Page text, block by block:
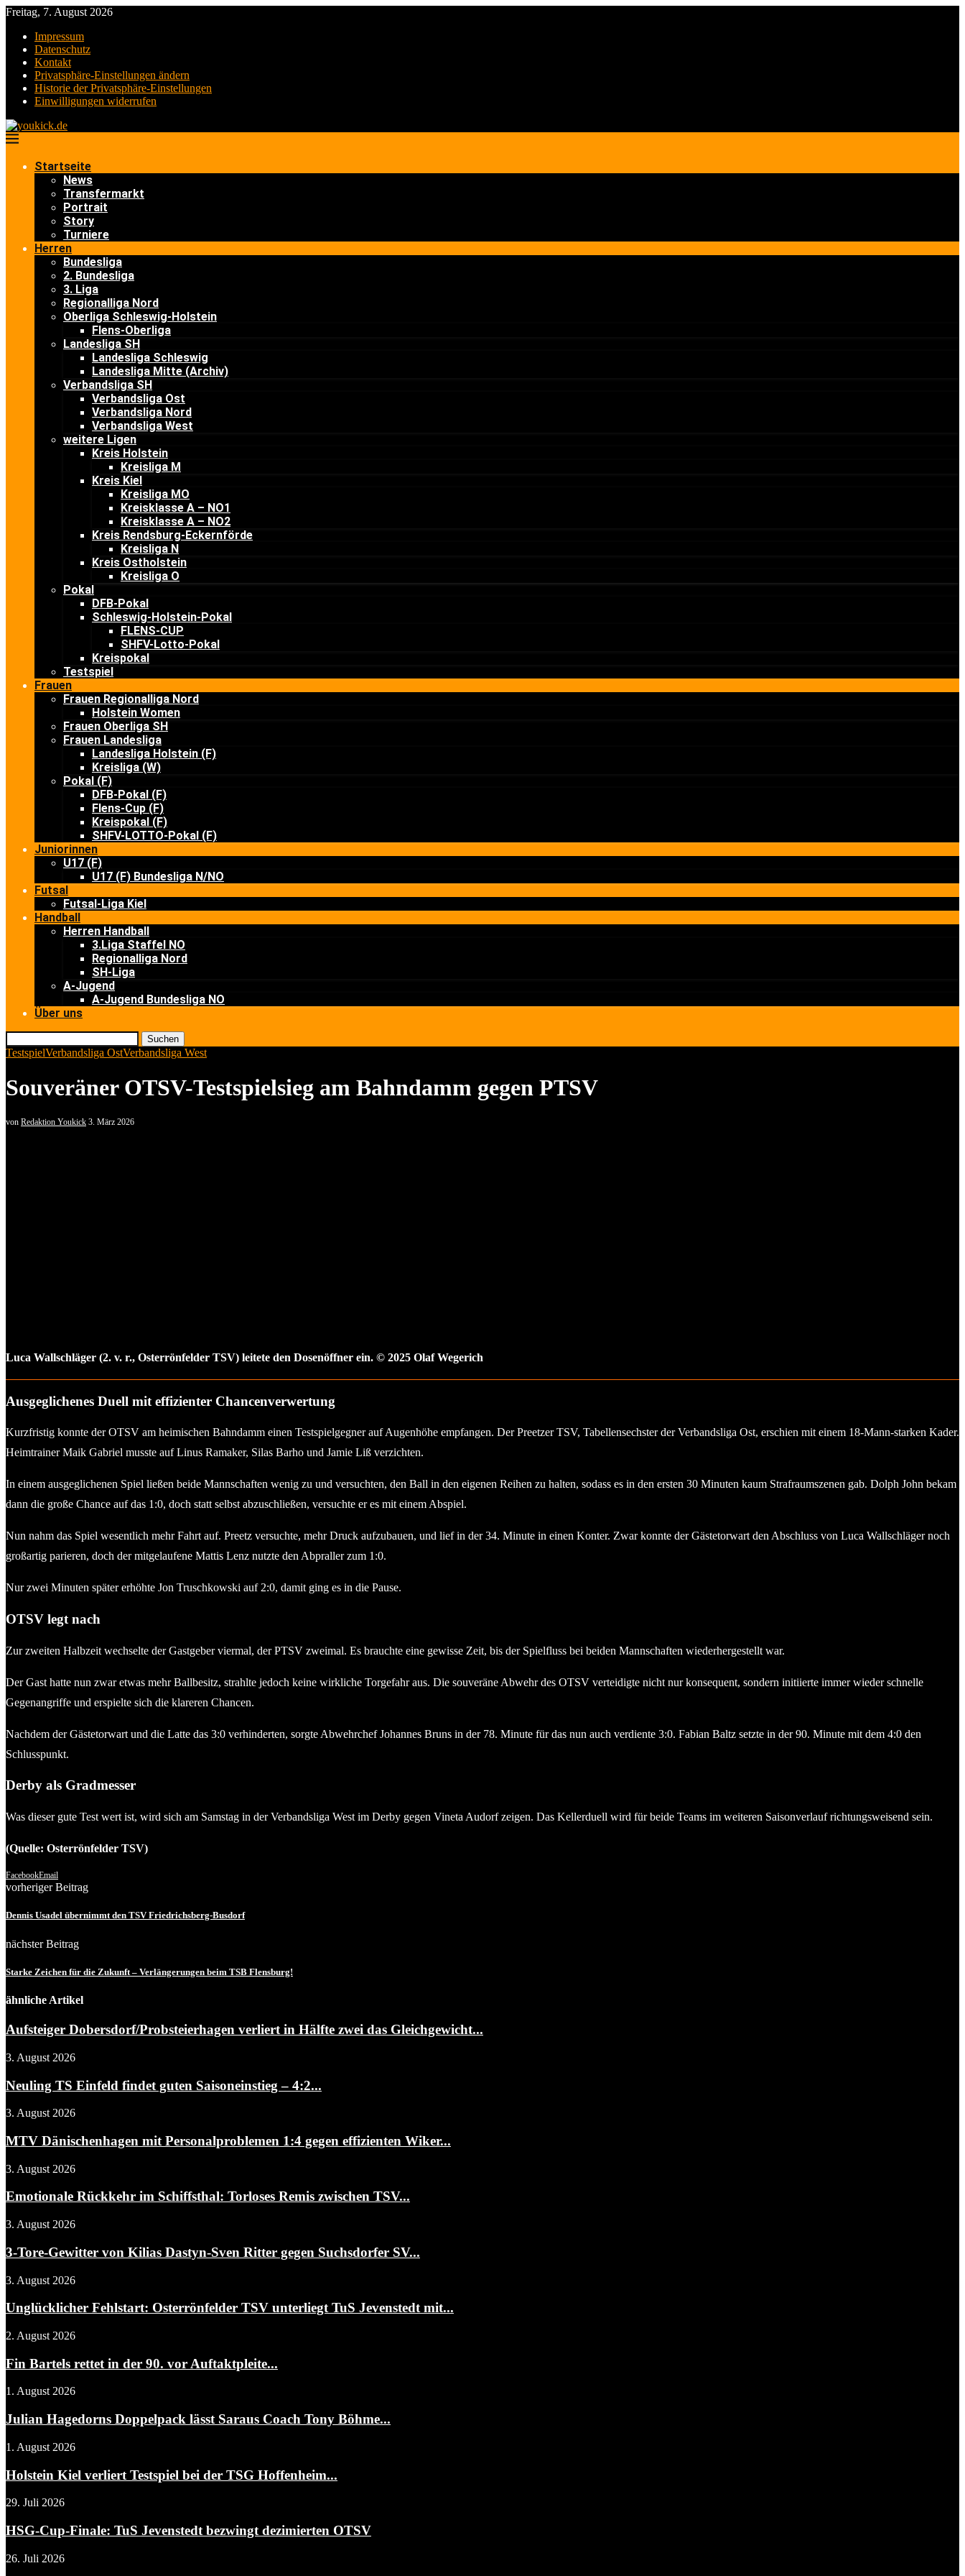
Freitag, 7. August 2026
Impressum
Datenschutz
Kontakt
Privatsphäre-Einstellungen ändern
Historie der Privatsphäre-Einstellungen
Einwilligungen widerrufen
Startseite
News
Transfermarkt
Portrait
Story
Turniere
Herren
Bundesliga
2. Bundesliga
3. Liga
Regionalliga Nord
Oberliga Schleswig-Holstein
Flens-Oberliga
Landesliga SH
Landesliga Schleswig
Landesliga Mitte (Archiv)
Verbandsliga SH
Verbandsliga Ost
Verbandsliga Nord
Verbandsliga West
weitere Ligen
Kreis Holstein
Kreisliga M
Kreis Kiel
Kreisliga MO
Kreisklasse A – NO1
Kreisklasse A – NO2
Kreis Rendsburg-Eckernförde
Kreisliga N
Kreis Ostholstein
Kreisliga O
Pokal
DFB-Pokal
Schleswig-Holstein-Pokal
FLENS-CUP
SHFV-Lotto-Pokal
Kreispokal
Testspiel
Frauen
Frauen Regionalliga Nord
Holstein Women
Frauen Oberliga SH
Frauen Landesliga
Landesliga Holstein (F)
Kreisliga (W)
Pokal (F)
DFB-Pokal (F)
Flens-Cup (F)
Kreispokal (F)
SHFV-LOTTO-Pokal (F)
Juniorinnen
U17 (F)
U17 (F) Bundesliga N/NO
Futsal
Futsal-Liga Kiel
Handball
Herren Handball
3.Liga Staffel NO
Regionalliga Nord
SH-Liga
A-Jugend
A-Jugend Bundesliga NO
Über uns
Suchen
TestspielVerbandsliga OstVerbandsliga West
Souveräner OTSV-Testspielsieg am Bahndamm gegen PTSV
von Redaktion Youkick 3. März 2026
Luca Wallschläger (2. v. r., Osterrönfelder TSV) leitete den Dosenöffner ein. © 2025 Olaf Wegerich
Ausgeglichenes Duell mit effizienter Chancenverwertung
Kurzfristig konnte der OTSV am heimischen Bahndamm einen Testspielgegner auf Augenhöhe empfangen. Der Preetzer TSV, Tabellensechster der Verbandsliga Ost, erschien mit einem 18-Mann-starken Kader.
Heimtrainer Maik Gabriel musste auf Linus Ramaker, Silas Barho und Jamie Liß verzichten.
In einem ausgeglichenen Spiel ließen beide Mannschaften wenig zu und versuchten, den Ball in den eigenen Reihen zu halten, sodass es in den ersten 30 Minuten kaum Strafraumszenen gab. Dolph John bekam
dann die große Chance auf das 1:0, doch statt selbst abzuschließen, versuchte er es mit einem Abspiel.
Nun nahm das Spiel wesentlich mehr Fahrt auf. Preetz versuchte, mehr Druck aufzubauen, und lief in der 34. Minute in einen Konter. Zwar konnte der Gästetorwart den Abschluss von Luca Wallschläger noch
großartig parieren, doch der mitgelaufene Mattis Lenz nutzte den Abpraller zum 1:0.
Nur zwei Minuten später erhöhte Jon Truschkowski auf 2:0, damit ging es in die Pause.
OTSV legt nach
Zur zweiten Halbzeit wechselte der Gastgeber viermal, der PTSV zweimal. Es brauchte eine gewisse Zeit, bis der Spielfluss bei beiden Mannschaften wiederhergestellt war.
Der Gast hatte nun zwar etwas mehr Ballbesitz, strahlte jedoch keine wirkliche Torgefahr aus. Die souveräne Abwehr des OTSV verteidigte nicht nur konsequent, sondern initiierte immer wieder schnelle
Gegenangriffe und erspielte sich die klareren Chancen.
Nachdem der Gästetorwart und die Latte das 3:0 verhinderten, sorgte Abwehrchef Johannes Bruns in der 78. Minute für das nun auch verdiente 3:0. Fabian Baltz setzte in der 90. Minute mit dem 4:0 den
Schlusspunkt.
Derby als Gradmesser
Was dieser gute Test wert ist, wird sich am Samstag in der Verbandsliga West im Derby gegen Vineta Audorf zeigen. Das Kellerduell wird für beide Teams im weiteren Saisonverlauf richtungsweisend sein.
(Quelle: Osterrönfelder TSV)
FacebookEmail
vorheriger Beitrag
Dennis Usadel übernimmt den TSV Friedrichsberg-Busdorf
nächster Beitrag
Starke Zeichen für die Zukunft – Verlängerungen beim TSB Flensburg!
ähnliche Artikel
Aufsteiger Dobersdorf/Probsteierhagen verliert in Hälfte zwei das Gleichgewicht...
3. August 2026
Neuling TS Einfeld findet guten Saisoneinstieg – 4:2...
3. August 2026
MTV Dänischenhagen mit Personalproblemen 1:4 gegen effizienten Wiker...
3. August 2026
Emotionale Rückkehr im Schiffsthal: Torloses Remis zwischen TSV...
3. August 2026
3-Tore-Gewitter von Kilias Dastyn-Sven Ritter gegen Suchsdorfer SV...
3. August 2026
Unglücklicher Fehlstart: Osterrönfelder TSV unterliegt TuS Jevenstedt mit...
2. August 2026
Fin Bartels rettet in der 90. vor Auftaktpleite...
1. August 2026
Julian Hagedorns Doppelpack lässt Saraus Coach Tony Böhme...
1. August 2026
Holstein Kiel verliert Testspiel bei der TSG Hoffenheim...
29. Juli 2026
HSG-Cup-Finale: TuS Jevenstedt bezwingt dezimierten OTSV
26. Juli 2026